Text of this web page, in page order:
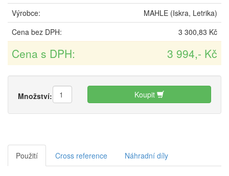
Výrobce:
MAHLE (Iskra, Letrika)
Cena bez DPH:
3 300,83 Kč
Cena s DPH: 3 994,- Kč
Množství: Koupit
Použití Cross reference Náhradní díly